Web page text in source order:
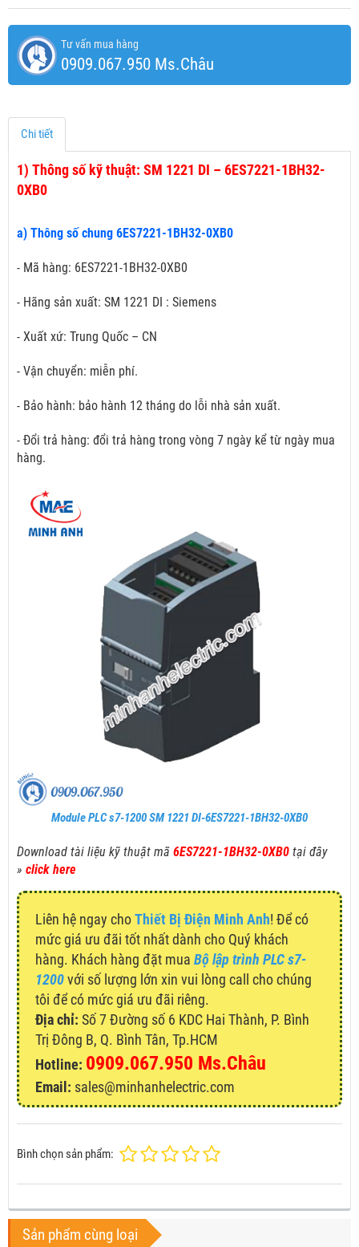
Tư vấn mua hàng
0909.067.950 Ms.Châu
Chi tiết
1) Thông số kỹ thuật: SM 1221 DI – 6ES7221-1BH32-
0XB0
a) Thông số chung 6ES7221-1BH32-0XB0
- Mã hàng: 6ES7221-1BH32-0XB0
- Hãng sản xuất: SM 1221 DI : Siemens
- Xuất xứ: Trung Quốc – CN
- Vận chuyển: miễn phí.
- Bảo hành: bảo hành 12 tháng do lỗi nhà sản xuất.
- Đổi trả hàng: đổi trả hàng trong vòng 7 ngày kể từ ngày mua
hàng.
Module PLC s7-1200 SM 1221 DI-6ES7221-1BH32-0XB0
Download tài liệu kỹ thuật mã 6ES7221-1BH32-0XB0 tại đây
» click here
Liên hệ ngay choThiết Bị Điện Minh Anh! Để có
mức giá ưu đãi tốt nhất dành cho Quý khách
hàng. Khách hàng đặt mua Bộ lập trình PLC s7-
1200với số lượng lớn xin vui lòng call cho chúng
tôi để có mức giá ưu đãi riêng.
Địa chỉ: Số 7 Đường số 6 KDC Hai Thành, P. Bình
Trị Đông B, Q. Bình Tân, Tp.HCM
Hotline: 0909.067.950 Ms.Châu
Email: sales@minhanhelectric.com
Bình chọn sản phẩm:
Sản phẩm cùng loại